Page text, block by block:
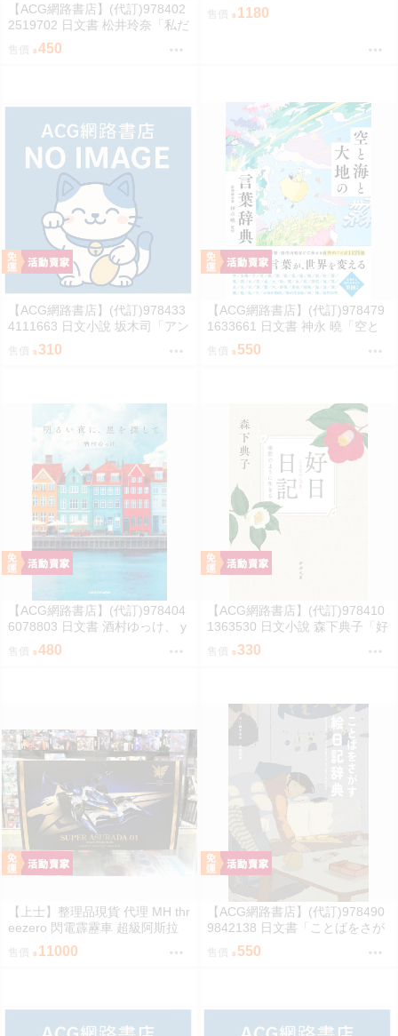
【ACG網路書店】(代訂)978402
2519702 日文書 松井玲奈「私だ
けの水槽」
售價 450
售價 1180
【ACG網路書店】(代訂)978433
4111663 日文小說 坂木司「アン
と幸福」
310
【ACG網路書店】(代訂)978479
1633661 日文書 神永 曉「空と
海と大地の言葉辞典」
550
【ACG網路書店】(代訂)978404
6078803 日文書 酒村ゆっけ、 y
ukke sakamura「明るい夜に、
星を探して」
售價 480
【ACG網路書店】(代訂)978410
1363530 日文小說 森下典子「好
日日記：季節のように生きる」
售價 330
【上士】整理品現貨 代理 MH thr
eezero 閃電霹靂車 超級阿斯拉
完全變形 無壓克力盒 請詳閱內文
11000
【ACG網路書店】(代訂)978490
9842138 日文書「ことばをさが
す絵日記辞典」YUEISHA DICTI
ONARY
550